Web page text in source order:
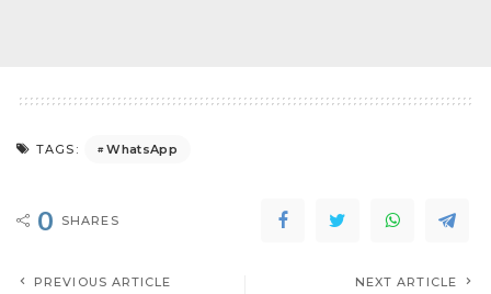
TAGS: WhatsApp
0 SHARES
PREVIOUS ARTICLE NEXT ARTICLE